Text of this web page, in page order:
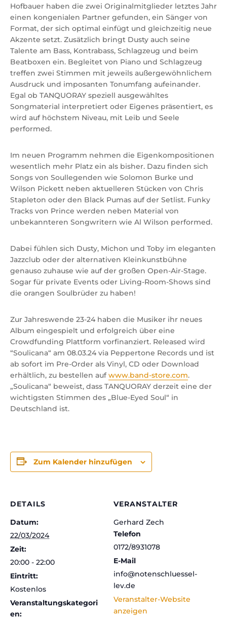
Hofbauer haben die zwei Originalmitglieder letztes Jahr
einen kongenialen Partner gefunden, ein Sänger von
Format, der sich optimal einfügt und gleichzeitig neue
Akzente setzt. Zusätzlich bringt Dusty auch seine
Talente am Bass, Kontrabass, Schlagzeug und beim
Beatboxen ein. Begleitet von Piano und Schlagzeug
treffen zwei Stimmen mit jeweils außergewöhnlichem
Ausdruck und imposanten Tonumfang aufeinander.
Egal ob TANQUORAY speziell ausgewähltes
Songmaterial interpretiert oder Eigenes präsentiert, es
wird auf höchstem Niveau, mit Leib und Seele
performed.
Im neuen Programm nehmen die Eigenkompositionen
wesentlich mehr Platz ein als bisher. Dazu finden sich
Songs von Soullegenden wie Solomon Burke und
Wilson Pickett neben aktuelleren Stücken von Chris
Stapleton oder den Black Pumas auf der Setlist. Funky
Tracks von Prince werden neben Material von
unbekannteren Songwritern wie Al Wilson performed.
Dabei fühlen sich Dusty, Michon und Toby im eleganten
Jazzclub oder der alternativen Kleinkunstbühne
genauso zuhause wie auf der großen Open-Air-Stage.
Sogar für private Events oder Living-Room-Shows sind
die orangen Soulbrüder zu haben!
Zur Jahreswende 23-24 haben die Musiker ihr neues
Album eingespielt und erfolgreich über eine
Crowdfunding Plattform vorfinanziert. Released wird
“Soulicana“ am 08.03.24 via Peppertone Records und ist
ab sofort im Pre-Order als Vinyl, CD oder Download
erhältlich, zu bestellen aufwww.band-store.com.
„Soulicana“ beweist, dass TANQUORAY derzeit eine der
wichtigsten Stimmen des „Blue-Eyed Soul“ in
Deutschland ist.
Zum Kalender hinzufügen
DETAILS
Datum:
22/03/2024
Zeit:
20:00 - 22:00
Eintritt:
Kostenlos
Veranstaltungskategori
en:
VERANSTALTER
Gerhard Zech
Telefon
0172/8931078
E-Mail
info@notenschluessel-
lev.de
Veranstalter-Website
anzeigen